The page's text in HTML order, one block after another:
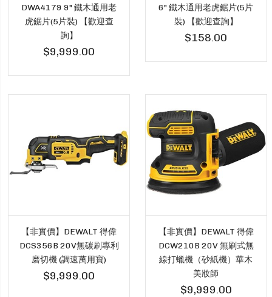
DWA4179 9" 鐵木通用老
虎鋸片(5片裝) 【歡迎查
詢】
$9,999.00
6" 鐵木通用老虎鋸片(5片
裝) 【歡迎查詢】
$158.00
【非實價】DEWALT 得偉
DCS356B 20V無碳刷專利
磨切機 (調速萬用寶)
$9,999.00
【非實價】DEWALT 得偉
DCW210B 20V 無刷式無
線打蠟機（砂紙機）華木
美妝師
$9,999.00